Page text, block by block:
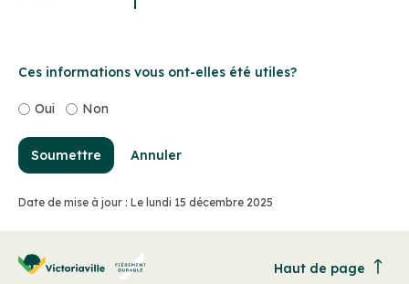
Ces informations vous ont-elles été utiles?
Oui Non
Soumettre Annuler
Date de mise à jour : Le lundi 15 décembre 2025
Haut de page